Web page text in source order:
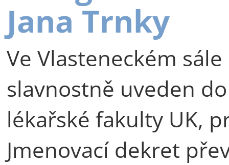
Jana Trnky
Ve Vlasteneckém
slavnostně uveden
lékařské fakulty UK,
Jmenovací dekret